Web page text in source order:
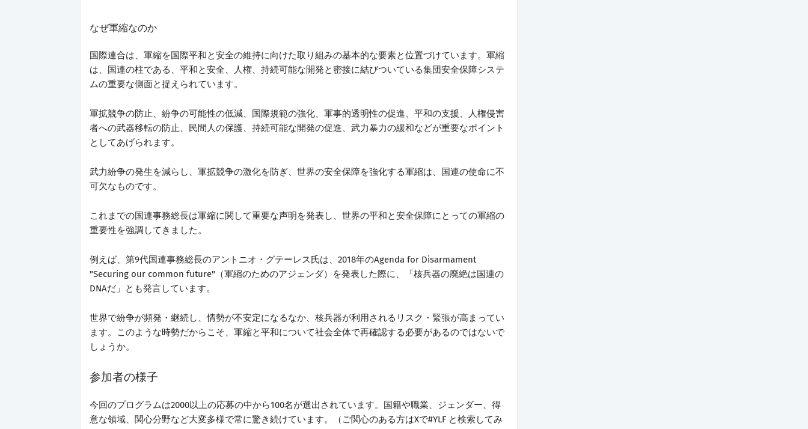
なぜ軍縮なのか
国際連合は、軍縮を国際平和と安全の維持に向けた取り組みの基本的な要素と位置づけています。 軍縮
は、国連の柱である、平和と安全、人権、持続可能な開発と密接に結びついている集団安全保障システ
ムの重要な側面と捉えられています。
軍拡競争の防止、紛争の可能性の低減、国際規範の強化、軍事的透明性の促進、平和の支援、人権侵害
者への武器移転の防止、民間人の保護、持続可能な開発の促進、武力暴力の緩和などが重要なポイント
としてあげられます。
武力紛争の発生を減らし、軍拡競争の激化を防ぎ、世界の安全保障を強化する軍縮は、国連の使命に不
可欠なものです。
これまでの国連事務総長は軍縮に関して重要な声明を発表し、世界の平和と安全保障にとっての軍縮の
重要性を強調してきました。
例えば、第9代国連事務総長のアントニオ・グテーレス氏は、2018年のAgenda for Disarmament
"Securing our common future"（軍縮のためのアジェンダ）を発表した際に、「核兵器の廃絶は国連の
DNAだ」とも発言しています。
世界で紛争が頻発・継続し、情勢が不安定になるなか、核兵器が利用されるリスク・緊張が高まってい
ます。このような時勢だからこそ、軍縮と平和について社会全体で再確認する必要があるのではないで
しょうか。
参加者の様子
今回のプログラムは2000以上の応募の中から100名が選出されています。国籍や職業、ジェンダー、得
意な領域、関心分野など大変多様で常に驚き続けています。（ご関心のある方はXで#YLF と検索してみ